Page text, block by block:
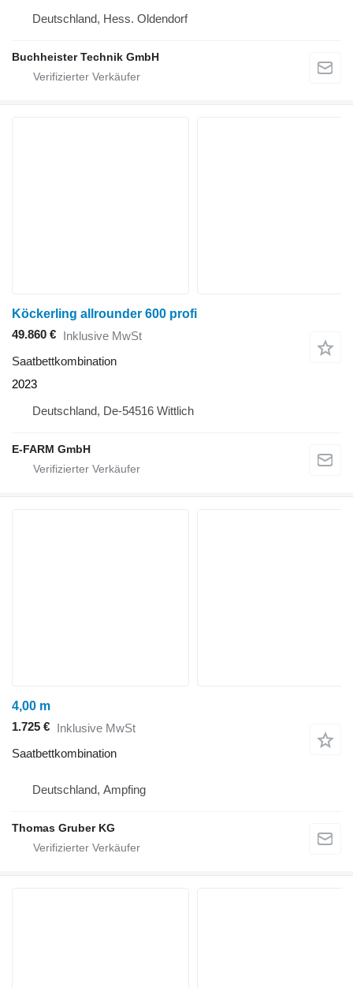
Deutschland, Hess. Oldendorf
Buchheister Technik GmbH
Köckerling allrounder 600 profi
49.860 € Inklusive MwSt
Saatbettkombination
2023
Deutschland, De-54516 Wittlich
E-FARM GmbH
4,00 m
1.725 € Inklusive MwSt
Saatbettkombination
Deutschland, Ampfing
Thomas Gruber KG